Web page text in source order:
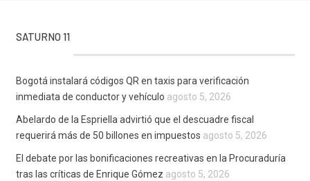
SATURNO 11
Bogotá instalará códigos QR en taxis para verificación
inmediata de conductor y vehículo agosto 5, 2026
Abelardo de la Espriella advirtió que el descuadre fiscal
requerirá más de 50 billones en impuestos agosto 5, 2026
El debate por las bonificaciones recreativas en la Procuraduría
tras las críticas de Enrique Gómez agosto 5, 2026